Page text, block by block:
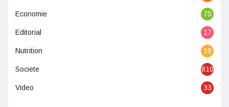
Economie 75
Editorial 17
Nutrition 19
Societe 810
Video 33